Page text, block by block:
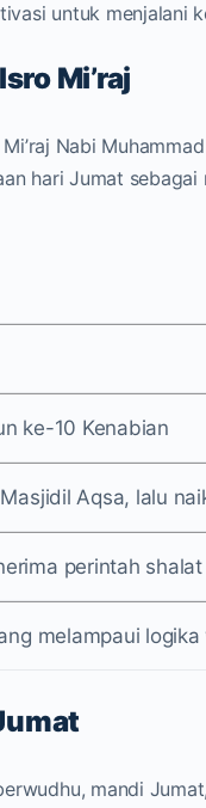
untuk menjalani
Mi’raj
Nabi
hari Jumat
ke-10 Kenabian
Aqsa, lalu
perintah
melampaui
mandi